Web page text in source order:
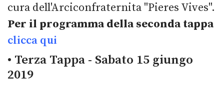
cura dell'Arciconfraternita "Pieres Vives".
Per il programma della seconda tappa
clicca qui
• Terza Tappa - Sabato 15 giungo
2019